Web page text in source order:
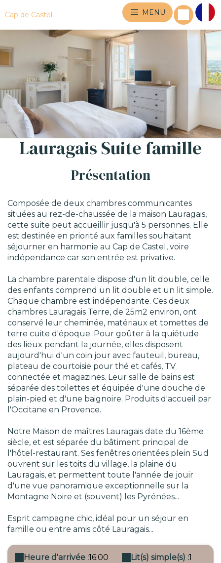
Cap de Castel MENU
Lauragais Suite famille
Présentation
Composée de deux chambres communicantes
situées au rez-de-chaussée de la maison Lauragais,
cette suite peut accueillir jusqu'à 5 personnes. Elle
est destinée en priorité aux familles souhaitant
séjourner en harmonie au Cap de Castel, voire
indépendance car son entrée est privative.
La chambre parentale dispose d'un lit double, celle
des enfants comprend un lit double et un lit simple.
Chaque chambre est indépendante. Ces deux
chambres Lauragais Terre, de 25m2 environ, ont
conservé leur cheminée, matériaux et tomettes de
terre cuite d'époque. Pour goûter à la quiétude
des lieux pendant la journée, elles disposent
aujourd'hui d'un coin jour avec fauteuil, bureau,
plateau de courtoisie pour thé et cafés, TV
connectée et magazines. Leur salle de bains est
séparée des toilettes et équipée d'une douche de
plain-pied et d'une baignoire. Produits d'accueil par
l'Occitane en Provence.
Notre Maison de maîtres Lauragais date du 16ème
siècle, et est séparée du bâtiment principal de
l'hôtel-restaurant. Ses fenêtres orientées plein Sud
ouvrent sur les toits du village, la plaine du
Lauragais, et permettent toute l'année de jouir
d'une vue panoramique exceptionnelle sur la
Montagne Noire et (souvent) les Pyrénées...
Esprit campagne chic, idéal pour un séjour en
famille ou entre amis côté Lauragais...
Heure d'arrivée :16:00
Lit(s) simple(s) :1